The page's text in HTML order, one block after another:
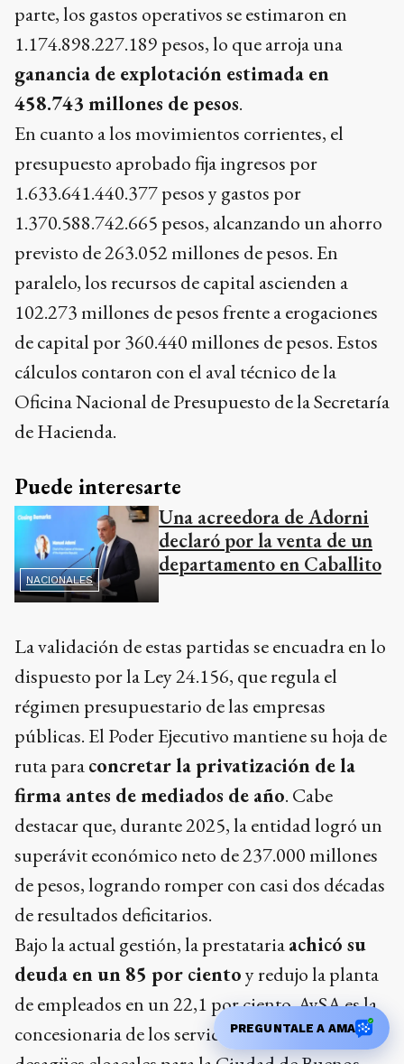
parte, los gastos operativos se estimaron en
1.174.898.227.189 pesos, lo que arroja una
ganancia de explotación estimada en
458.743 millones de pesos.
En cuanto a los movimientos corrientes, el
presupuesto aprobado fija ingresos por
1.633.641.440.377 pesos y gastos por
1.370.588.742.665 pesos, alcanzando un ahorro
previsto de 263.052 millones de pesos. En
paralelo, los recursos de capital ascienden a
102.273 millones de pesos frente a erogaciones
de capital por 360.440 millones de pesos. Estos
cálculos contaron con el aval técnico de la
Oficina Nacional de Presupuesto de la Secretaría
de Hacienda.
Puede interesarte
NACIONALES
Una acreedora de Adorni
declaró por la venta de un
departamento en Caballito
La validación de estas partidas se encuadra en lo
dispuesto por la Ley 24.156, que regula el
régimen presupuestario de las empresas
públicas. El Poder Ejecutivo mantiene su hoja de
ruta paraconcretar la privatización de la
firma antes de mediados de año. Cabe
destacar que, durante 2025, la entidad logró un
superávit económico neto de 237.000 millones
de pesos, logrando romper con casi dos décadas
de resultados deficitarios.
Bajo la actual gestión, la prestatariaachicó su
deuda en un 85 por cientoy redujo la planta
de empleados en un 22,1 por ciento. AySA es la
concesionaria de los servicios de agua potable y
PREGUNTALE A AMA